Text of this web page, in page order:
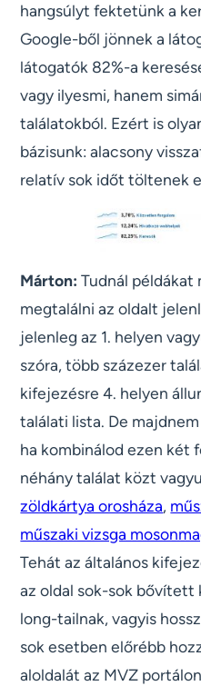
hangsúlyt fektetünk a
Google-ből jönnek a
látogatók 82%-a
vagy ilyesmi, hanem
találatokból. Ezért is
bázisunk: alacsony
relatív sok időt töltenek
Márton: Tudnál példákat
megtalálni az oldalt
jelenleg az 1. helyen
szóra, több százezer
kifejezésre 4. helyen
találati lista. De
ha kombinálod ezen két
néhány találat közt
zöldkártya orosháza,
műszaki vizsga
Tehát az általános
az oldal sok-sok bővített
long-tailnak, vagyis
sok esetben előrébb
aloldalát az MVZ